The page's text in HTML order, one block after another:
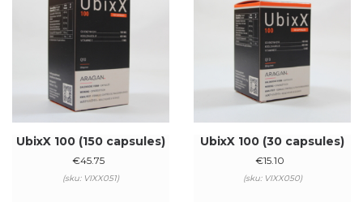
UbixX 100 (150 capsules)
€45.75
(sku: VIXX051)
UbixX 100 (30 capsules)
€15.10
(sku: VIXX050)